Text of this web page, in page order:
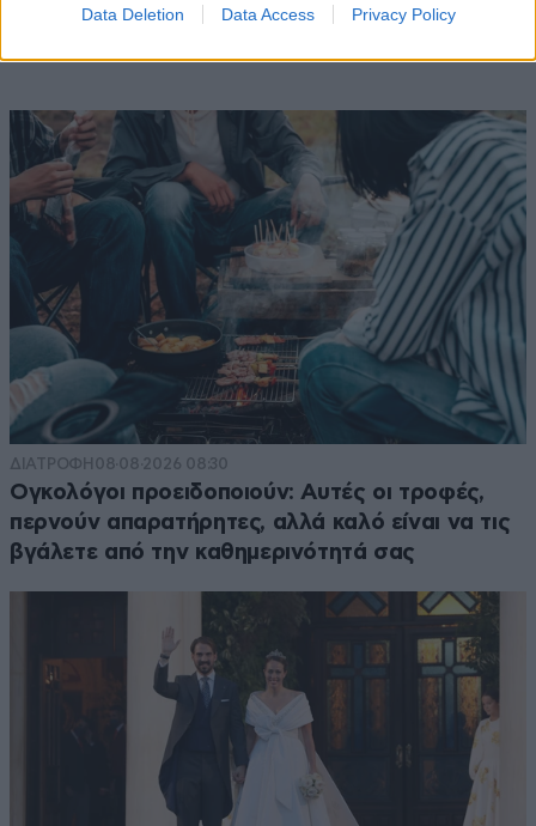
Data Deletion Data Access Privacy Policy
ίσως ξαναγράφει την ιστορία της μινωικής
ΔΙΑΤΡΟΦΗ 08·08·2026 08:30
Ογκολόγοι προειδοποιούν: Αυτές οι τροφές,
περνούν απαρατήρητες, αλλά καλό είναι να τις
βγάλετε από την καθημερινότητά σας